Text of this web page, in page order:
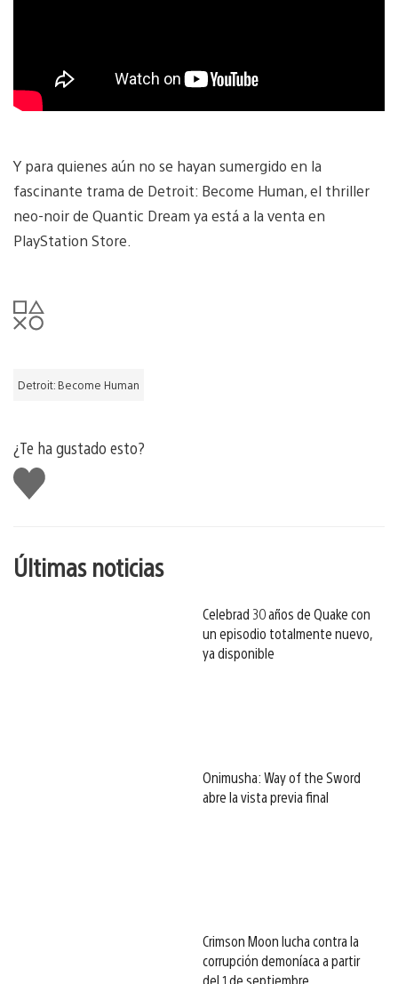
Y para quienes aún no se hayan sumergido en la
fascinante trama de Detroit: Become Human, el thriller
neo-noir de Quantic Dream ya está a la venta en
PlayStation Store.
Detroit: Become Human
¿Te ha gustado esto?
Me
gusta
Últimas noticias
Celebrad 30 años de Quake con
un episodio totalmente nuevo,
ya disponible
Onimusha: Way of the Sword
abre la vista previa final
Crimson Moon lucha contra la
corrupción demoníaca a partir
del 1 de septiembre